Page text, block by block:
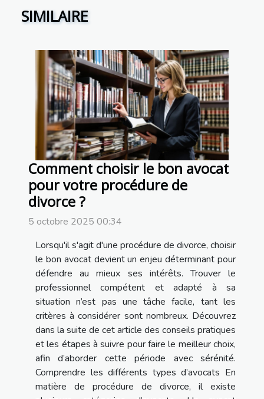
SIMILAIRE
Comment choisir le bon avocat
pour votre procédure de
divorce ?
5 octobre 2025 00:34
Lorsqu'il s'agit d'une procédure de divorce, choisir
le bon avocat devient un enjeu déterminant pour
défendre au mieux ses intérêts. Trouver le
professionnel compétent et adapté à sa
situation n’est pas une tâche facile, tant les
critères à considérer sont nombreux. Découvrez
dans la suite de cet article des conseils pratiques
et les étapes à suivre pour faire le meilleur choix,
afin d’aborder cette période avec sérénité.
Comprendre les différents types d’avocats En
matière de procédure de divorce, il existe